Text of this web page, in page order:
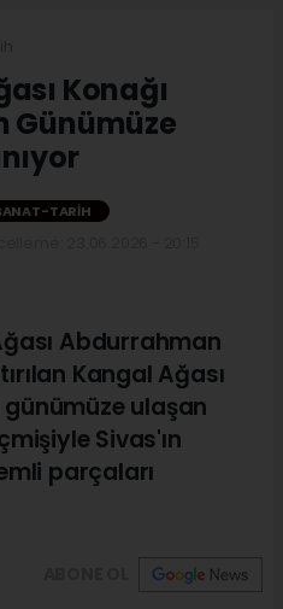
Konağı
Günümüze
TARIH
Abdurrahman
Kangal Ağası
günümüze ulaşan
Sivas'ın
parçaları